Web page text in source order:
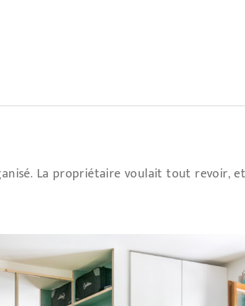
La propriétaire voulait tout revoir,